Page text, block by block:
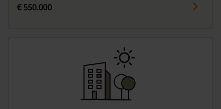
€ 550.000